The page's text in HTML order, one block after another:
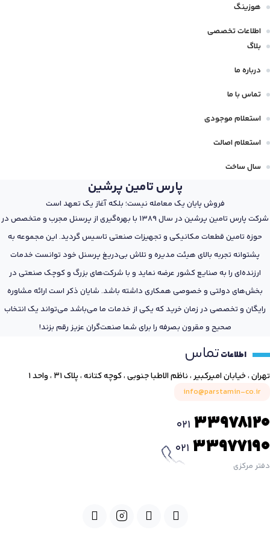
هوزینگ
اطلاعات تخصصی
بلاگ
درباره ما
تماس با ما
استعلام موجودی
استعلام اصالت
سال ساخت
پارس تامین پرشین
فروش پایان یک معامله نیست؛ بلکه آغاز یک تعهد است
شرکت پارس تامین پرشین در سال 1389 با بهره‌گیری از پرسنل مجرب و متخصص در
حوزه تامین قطعات مکانیکی و تجهیزات صنعتی تاسیس گردید. این مجموعه به
پشتوانه تجربه بالای هیئت مدیره و تلاش بی‌دریغ پرسنل خود توانست خدمات
ارزنده‌ای را به صنایع کشور عرضه نماید و با شرکت‌های بزرگ و کوچک صنعتی در
بخش‌های دولتی و خصوصی همکاری داشته باشد. شایان ذکر است ارائه مشاوره
رایگان و تخصصی در زمان خرید که یکی از خدمات ما می‌باشد می‌تواند یک انتخاب
صحیح و مقرون بصرفه را برای شما صنعت‌گران عزیز رقم بزند!
اطلاعاتتماس
تهران ، خیابان امیرکبیر ، ناظم الاطبا جنوبی ، کوچه کتانه ، پلاک ۳۱ ، واحد ۱
info@parstamin-co.ir
021 33978120
021 33977190
دفتر مرکزی